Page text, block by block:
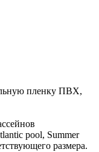
пленку ПВХ,
pool, Summer
размера.